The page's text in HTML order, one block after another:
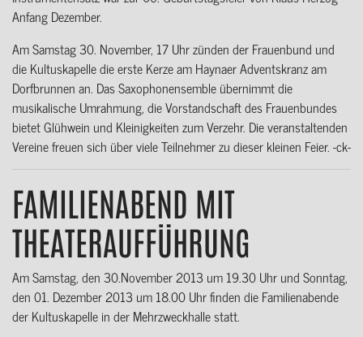
Anfang Dezember.
Am Samstag 30. November, 17 Uhr zünden der Frauenbund und
die Kultuskapelle die erste Kerze am Haynaer Adventskranz am
Dorfbrunnen an. Das Saxophonensemble übernimmt die
musikalische Umrahmung, die Vorstandschaft des Frauenbundes
bietet Glühwein und Kleinigkeiten zum Verzehr. Die veranstaltenden
Vereine freuen sich über viele Teilnehmer zu dieser kleinen Feier. -ck-
FAMILIENABEND MIT
THEATERAUFFÜHRUNG
Am Samstag, den 30.November 2013 um 19.30 Uhr und Sonntag,
den 01. Dezember 2013 um 18.00 Uhr finden die Familienabende
der Kultuskapelle in der Mehrzweckhalle statt.